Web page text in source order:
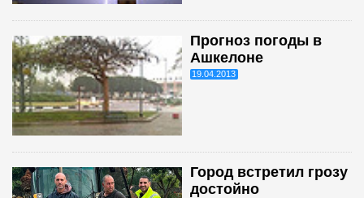
Прогноз погоды в
Ашкелоне
19.04.2013
Город встретил грозу
достойно